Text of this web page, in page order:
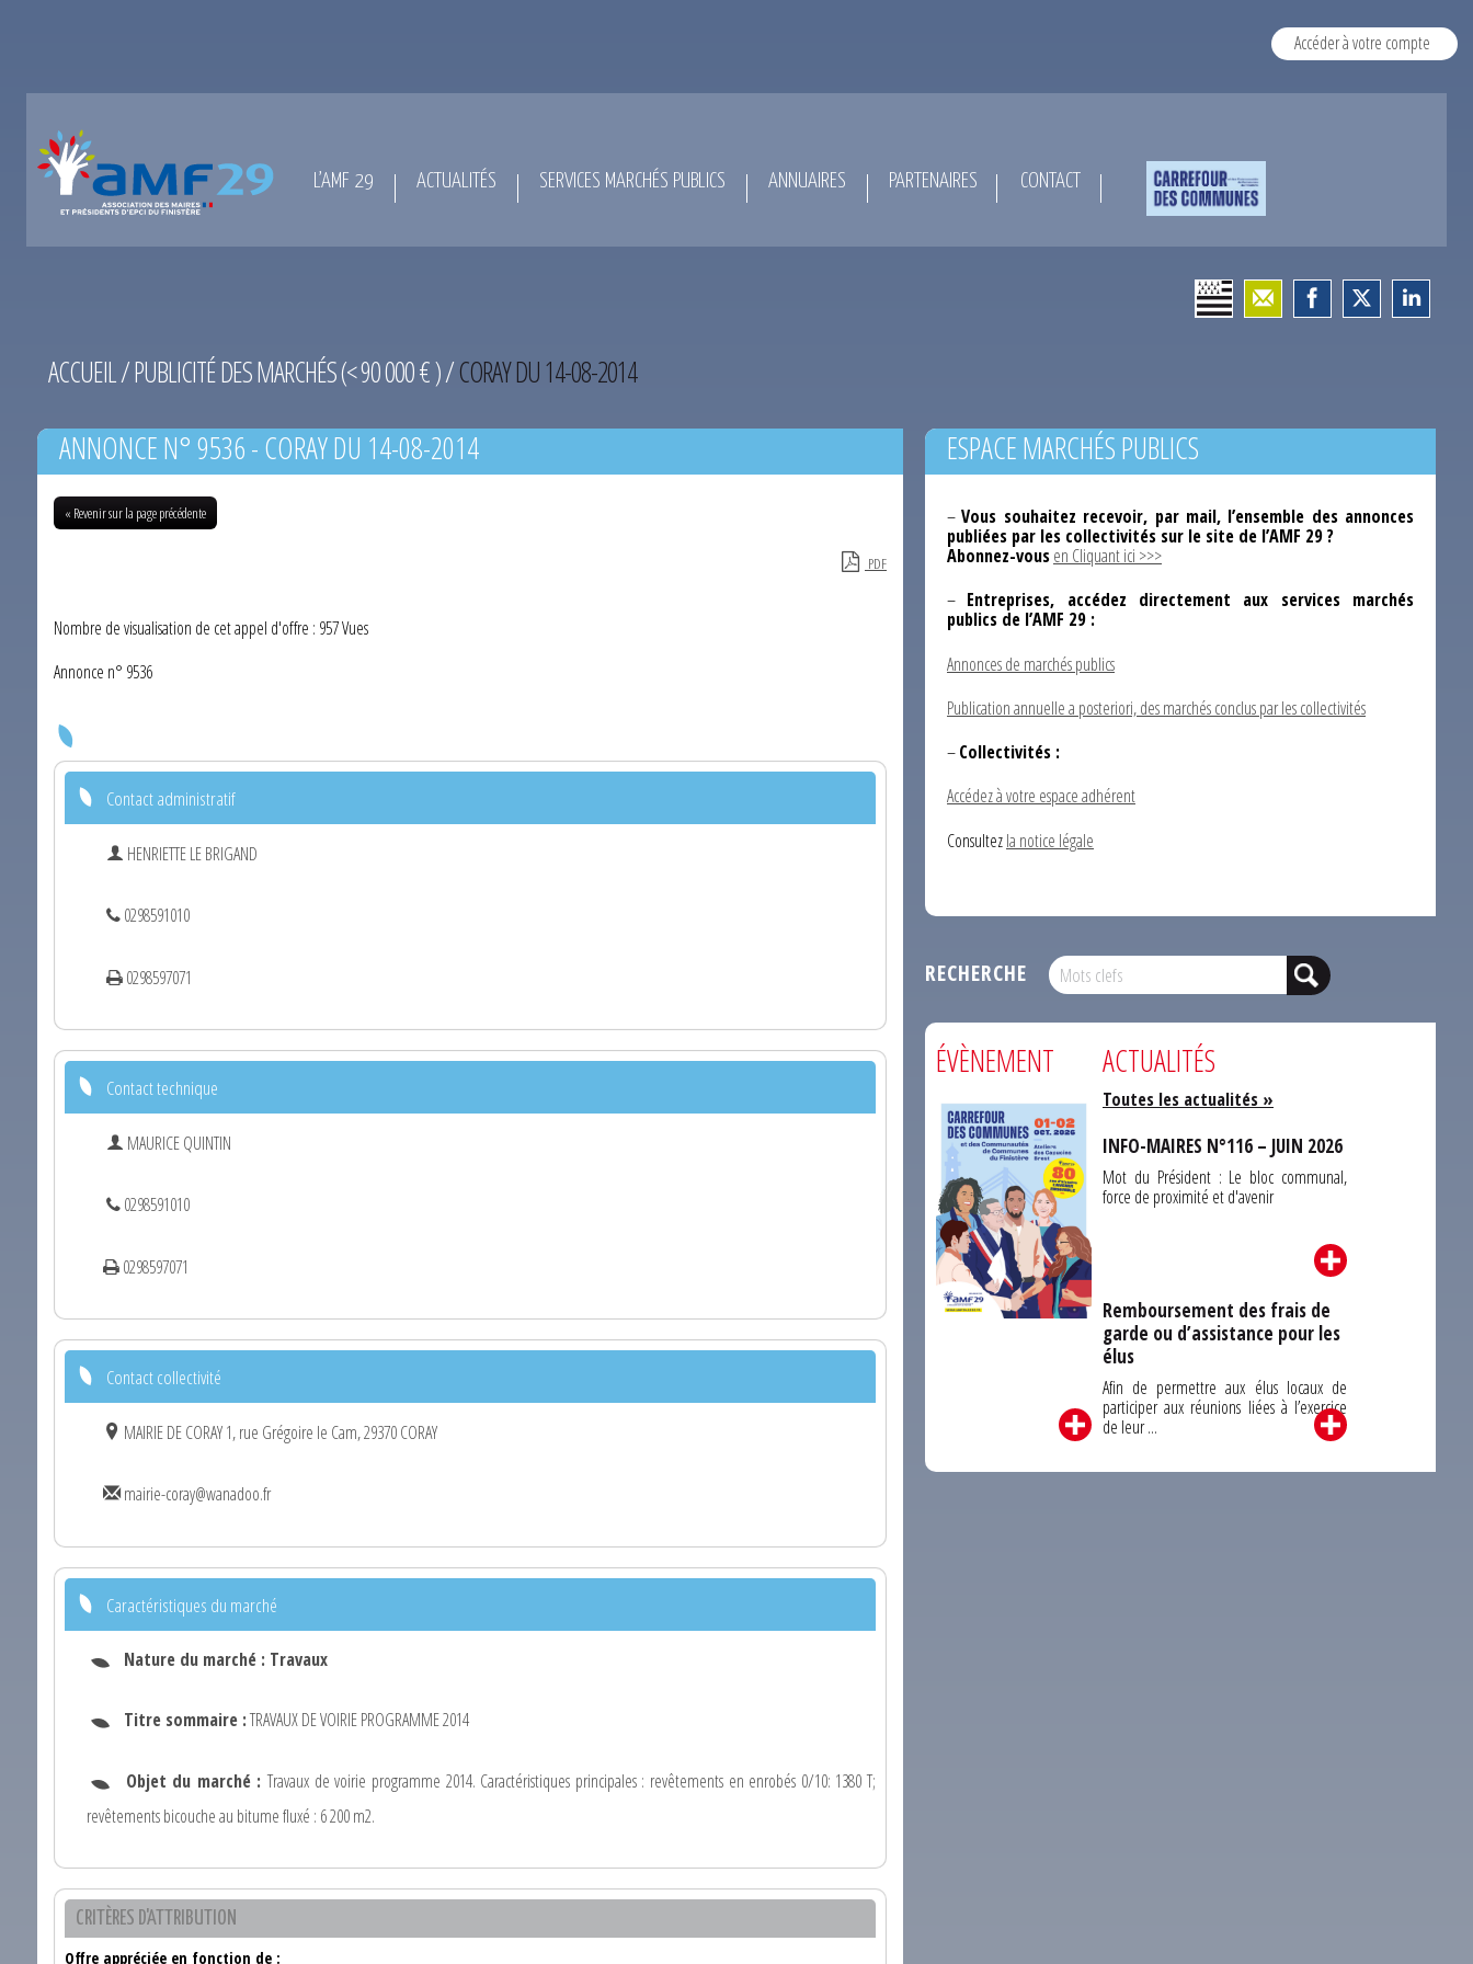
Accéder à votre compte
L’AMF 29 ACTUALITÉS SERVICES MARCHÉS PUBLICS ANNUAIRES PARTENAIRES CONTACT
ACCUEIL/PUBLICITÉ DES MARCHÉS (< 90 000 € )/CORAY DU 14-08-2014
ANNONCE N° 9536 - CORAY DU 14-08-2014
« Revenir sur la page précédente
PDF
Nombre de visualisation de cet appel d'offre : 957 Vues
Annonce n° 9536
Contact administratif
HENRIETTE LE BRIGAND
0298591010
0298597071
Contact technique
MAURICE QUINTIN
0298591010
0298597071
Contact collectivité
MAIRIE DE CORAY 1, rue Grégoire le Cam, 29370 CORAY
mairie-coray@wanadoo.fr
Caractéristiques du marché
Nature du marché : Travaux
Titre sommaire :TRAVAUX DE VOIRIE PROGRAMME 2014
Objet du marché :Travaux de voirie programme 2014. Caractéristiques principales : revêtements en enrobés 0/10: 1380 T;
revêtements bicouche au bitume fluxé : 6 200 m2.
CRITÈRES D'ATTRIBUTION
Offre appréciée en fonction de :
ESPACE MARCHÉS PUBLICS
–Vous souhaitez recevoir, par mail, l’ensemble des annonces
publiées par les collectivités sur le site de l’AMF 29 ?
Abonnez-vousen Cliquant ici >>>
– Entreprises, accédez directement aux services marchés
publics de l’AMF 29 :
Annonces de marchés publics
Publication annuelle a posteriori, des marchés conclus par les collectivités
–Collectivités :
Accédez à votre espace adhérent
Consultezla notice légale
RECHERCHE
ÉVÈNEMENT ACTUALITÉS
Toutes les actualités »
INFO-MAIRES N°116 – JUIN 2026
Mot du Président : Le bloc communal,
force de proximité et d'avenir
Remboursement des frais de
garde ou d’assistance pour les
élus
Afin de permettre aux élus locaux de
participer aux réunions liées à l’exercice
de leur ...